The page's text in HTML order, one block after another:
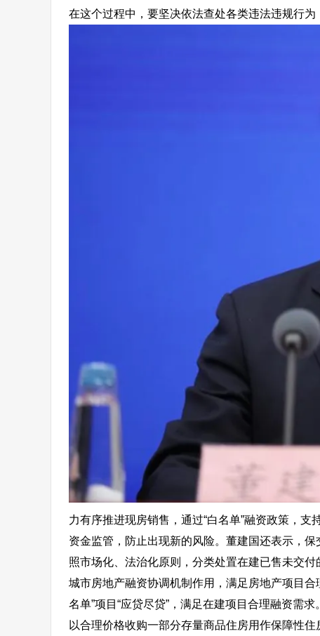
在这个过程中，要坚决依法查处各类违法违规行为
力有序推进现房销售，通过“白名单”融资政策， 支
资金监管，防止出现新的风险。董建国还表示，
照市场化、法治化原则，分类处置在建已售未交
城市房地产融资协调机制作用，满足房地产项目合
名单”项目“应贷尽贷”，满足在建项目合理融资需
以合理价格收购一部分存量商品住房用作保障性住